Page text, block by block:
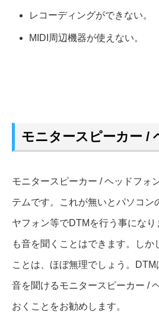
レコーディングができない。
MIDI周辺機器が使えない。
モニタースピーカー /
モニタースピーカー / ヘッドフォ
テムです。これが無いとパソコン
ヤフォン等でDTMを行う事にな
も音を聞くことはできます。しか
ことは、ほぼ無理でしょう。
音を聞けるモニタースピーカー /
おくことをお勧めします。